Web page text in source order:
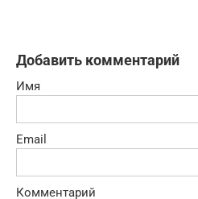
Добавить комментарий
Имя
Email
Комментарий